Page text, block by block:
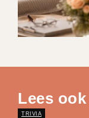
Lees
TRIVIA